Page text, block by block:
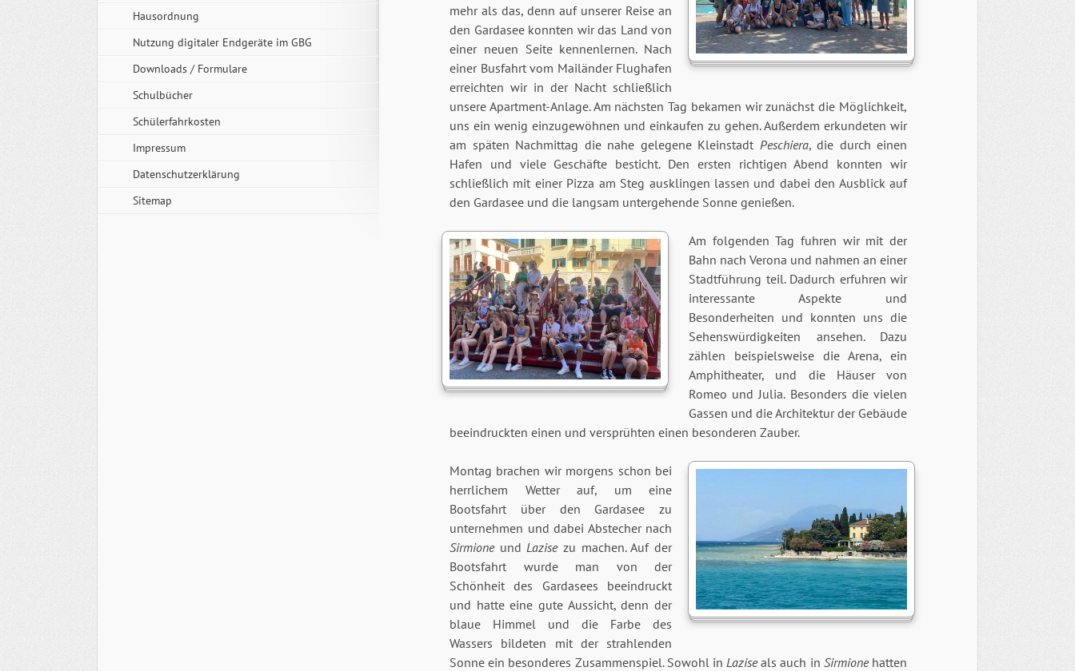
mehr als das, denn auf unserer Reise an
den Gardasee konnten wir das Land von
einer neuen Seite kennenlernen. Nach
einer Busfahrt vom Mailänder Flughafen
erreichten wir in der Nacht schließlich
unsere Apartment-Anlage. Am nächsten Tag bekamen wir zunächst die Möglichkeit,
uns ein wenig einzugewöhnen und einkaufen zu gehen. Außerdem erkundeten wir
am späten Nachmittag die nahe gelegene Kleinstadt Peschiera, die durch einen
Hafen und viele Geschäfte besticht. Den ersten richtigen Abend konnten wir
schließlich mit einer Pizza am Steg ausklingen lassen und dabei den Ausblick auf
den Gardasee und die langsam untergehende Sonne genießen.
Am folgenden Tag fuhren wir mit der
Bahn nach Verona und nahmen an einer
Stadtführung teil. Dadurch erfuhren wir
interessante Aspekte und
Besonderheiten und konnten uns die
Sehenswürdigkeiten ansehen. Dazu
zählen beispielsweise die Arena, ein
Amphitheater, und die Häuser von
Romeo und Julia. Besonders die vielen
Gassen und die Architektur der Gebäude
beeindruckten einen und versprühten einen besonderen Zauber.
Montag brachen wir morgens schon bei
herrlichem Wetter auf, um eine
Bootsfahrt über den Gardasee zu
unternehmen und dabei Abstecher nach
SirmioneundLazisezu machen. Auf der
Bootsfahrt wurde man von der
Schönheit des Gardasees beeindruckt
und hatte eine gute Aussicht, denn der
blaue Himmel und die Farbe des
Wassers bildeten mit der strahlenden
Sonne ein besonderes Zusammenspiel. Sowohl inLaziseals auch in Sirmionehatten
Hausordnung
Nutzung digitaler Endgeräte im GBG
Downloads / Formulare
Schulbücher
Schülerfahrkosten
Impressum
Datenschutzerklärung
Sitemap